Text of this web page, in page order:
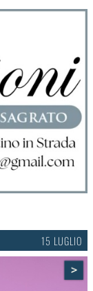
15 LUGLIO
>